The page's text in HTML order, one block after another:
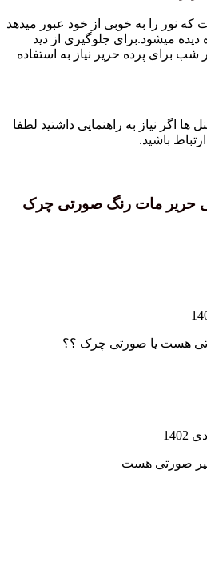
نور را به خوبی از خود عبور میدهد
میشود.برای جلوگیری از دید
برای پرده حریر نیاز به استفاده
ها اگر نیاز به راهنمایی داشتید لطفا
حریر مات رنگ صورتی چرک
هست یا صورتی چرک ؟؟
صورتی هست